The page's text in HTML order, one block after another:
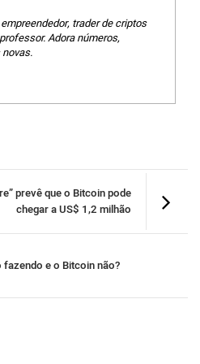
trader de criptos
Adora números,
prevê que o Bitcoin pode
chegar a US$ 1,2 milhão
fazendo e o Bitcoin não?